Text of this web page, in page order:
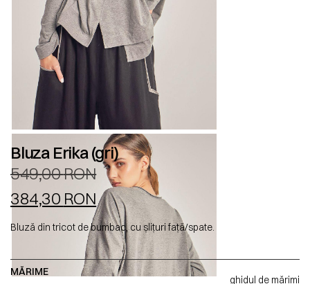
Bluza Erika (gri)
549,00RON
384,30 RON
Bluză din tricot de bumbac, cu șlițuri față/spate.
MĂRIME
ghidul de mărimi